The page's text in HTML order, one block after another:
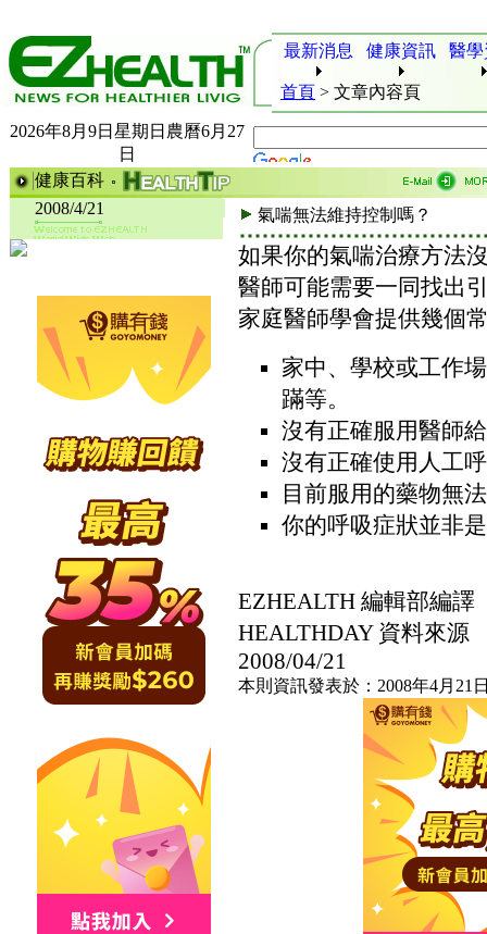
最新消息 健康資訊 醫
首頁 > 文章內容頁
2026年8月9日星期日農曆6月27
日
健康百科
2008/4/21
氣喘無法維持控制嗎？
如果你的氣喘治療方法
醫師可能需要一同找出
家庭醫師學會提供幾個
家中、學校或工作
蹣等。
沒有正確服用醫師
沒有正確使用人工
目前服用的藥物無
你的呼吸症狀並非
EZHEALTH 編輯部編譯
HEALTHDAY 資料來源
2008/04/21
本則資訊發表於：2008年4月21